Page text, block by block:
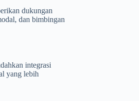
dukungan
dan bimbingan
integrasi
yang lebih